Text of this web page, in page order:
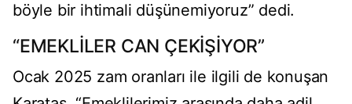
böyle bir ihtimali düşünemiyoruz” dedi.
“EMEKLİLER CAN ÇEKİŞİYOR”
Ocak 2025 zam oranları ile ilgili de konuşan